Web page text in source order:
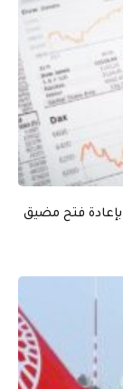
وآمال بإعادة فتح مضيق